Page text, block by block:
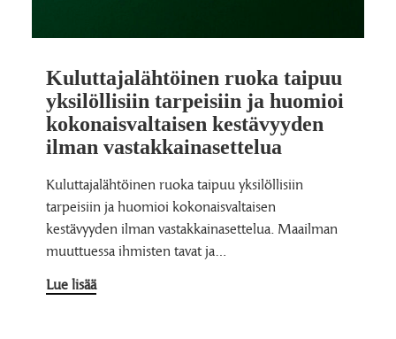
Kuluttajalähtöinen ruoka taipuu
yksilöllisiin tarpeisiin ja huomioi
kokonaisvaltaisen kestävyyden
ilman vastakkainasettelua
Kuluttajalähtöinen ruoka taipuu yksilöllisiin
tarpeisiin ja huomioi kokonaisvaltaisen
kestävyyden ilman vastakkainasettelua. Maailman
muuttuessa ihmisten tavat ja…
Lue lisää